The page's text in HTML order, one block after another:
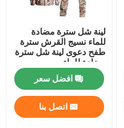
لينة شل سترة مضادة
للماء نسيج القرش سترة
طفح دعوى لينة شل سترة
مضادة للماء
افضل سعر
اتصل بنا